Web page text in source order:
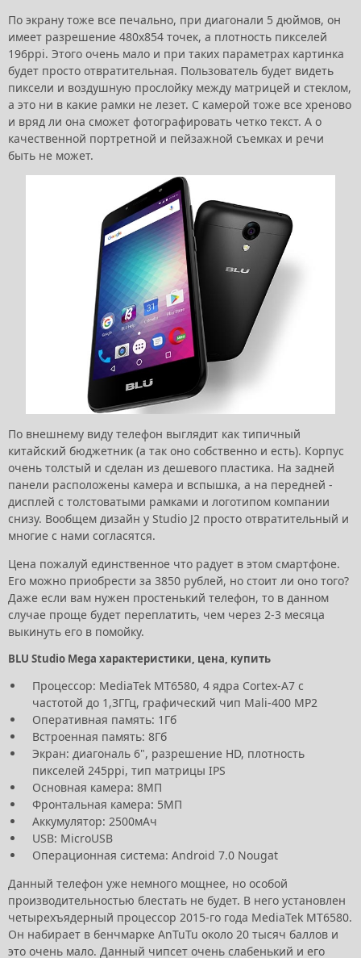
По экрану тоже все печально, при диагонали 5 дюймов, он
имеет разрешение 480х854 точек, а плотность пикселей
196ppi. Этого очень мало и при таких параметрах картинка
будет просто отвратительная. Пользователь будет видеть
пиксели и воздушную прослойку между матрицей и стеклом,
а это ни в какие рамки не лезет. С камерой тоже все хреново
и вряд ли она сможет фотографировать четко текст. А о
качественной портретной и пейзажной съемках и речи
быть не может.
По внешнему виду телефон выглядит как типичный
китайский бюджетник (а так оно собственно и есть). Корпус
очень толстый и сделан из дешевого пластика. На задней
панели расположены камера и вспышка, а на передней -
дисплей с толстоватыми рамками и логотипом компании
снизу. Вообщем дизайн у Studio J2 просто отвратительный и
многие с нами согласятся.
Цена пожалуй единственное что радует в этом смартфоне.
Его можно приобрести за 3850 рублей, но стоит ли оно того?
Даже если вам нужен простенький телефон, то в данном
случае проще будет переплатить, чем через 2-3 месяца
выкинуть его в помойку.
BLU Studio Mega характеристики, цена, купить
Процессор: MediaTek MT6580, 4 ядра Cortex-A7 с
частотой до 1,3ГГц, графический чип Mali-400 MP2
Оперативная память: 1Гб
Встроенная память: 8Гб
Экран: диагональ 6", разрешение HD, плотность
пикселей 245ppi, тип матрицы IPS
Основная камера: 8МП
Фронтальная камера: 5МП
Аккумулятор: 2500мАч
USB: MicroUSB
Операционная система: Android 7.0 Nougat
Данный телефон уже немного мощнее, но особой
производительностью блестать не будет. В него установлен
четырехъядерный процессор 2015-го года MediaTek MT6580.
Он набирает в бенчмарке AnTuTu около 20 тысяч баллов и
это очень мало. Данный чипсет очень слабенький и его